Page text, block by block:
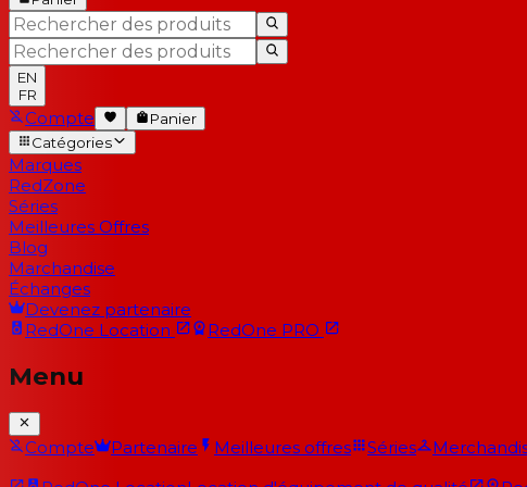
EN
FR
Compte
Panier
Catégories
Marques
RedZone
Séries
Meilleures Offres
Blog
Marchandise
Échanges
Devenez partenaire
RedOne Location RedOne PRO
Menu
Compte Partenaire Meilleures offres Séries